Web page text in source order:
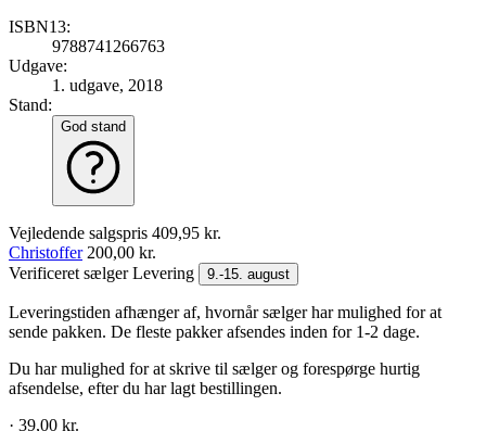
ISBN13:
9788741266763
Udgave:
1. udgave, 2018
Stand:
God stand
Vejledende salgspris 409,95 kr.
Christoffer 200,00 kr.
Verificeret sælgerLevering 9.-15. august
Leveringstiden afhænger af, hvornår sælger har mulighed for at
sende pakken. De fleste pakker afsendes inden for 1-2 dage.
Du har mulighed for at skrive til sælger og forespørge hurtig
afsendelse, efter du har lagt bestillingen.
· 39,00 kr.